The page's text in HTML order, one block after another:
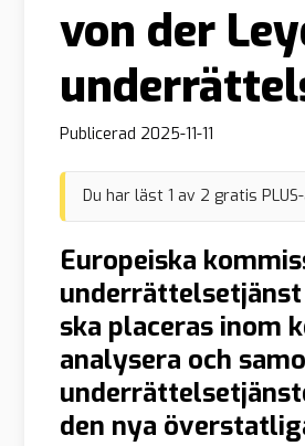
von der
Publicerad 2025-11-11
Du har läst 1 av 2 gratis
Europeiska
underrättelsetjänst
ska placeras inom
analysera och
den nya